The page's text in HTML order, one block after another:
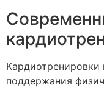
поддержания